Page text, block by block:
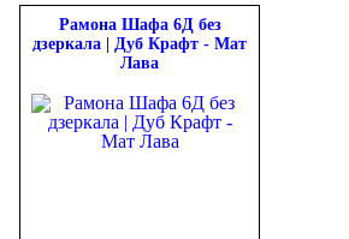
Рамона Шафа 6Д без
дзеркала | Дуб Крафт - Мат
Лава